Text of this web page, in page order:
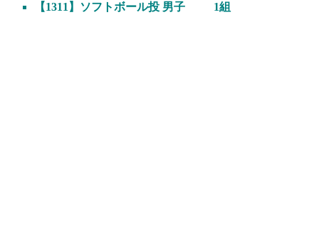
【1311】ソフトボール投 男子 1組